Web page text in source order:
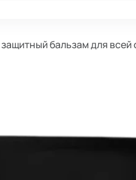
бальзам для всей